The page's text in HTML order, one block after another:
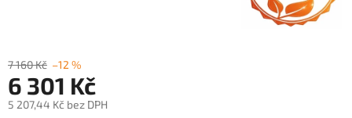
7 160 Kč –12 %
6 301 Kč
5 207,44 Kč bez DPH